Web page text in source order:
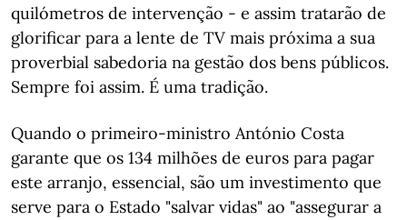
quilómetros de intervenção - e assim tratarão de
glorificar para a lente de TV mais próxima a sua
proverbial sabedoria na gestão dos bens públicos.
Sempre foi assim. É uma tradição.
Quando o primeiro-ministro António Costa
garante que os 134 milhões de euros para pagar
este arranjo, essencial, são um investimento que
serve para o Estado "salvar vidas" ao "assegurar a